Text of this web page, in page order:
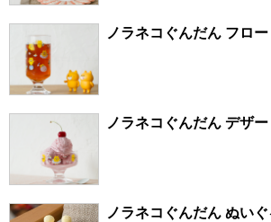
ノラネコぐ
ノラネコぐ
ノラネコぐんだん ぬい